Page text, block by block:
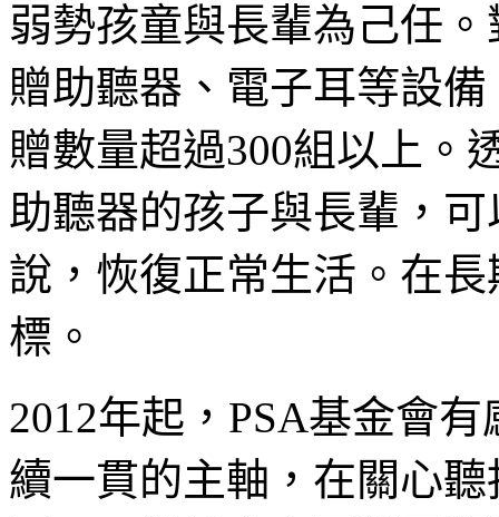
弱勢孩童與長輩為己任
贈助聽器、電子耳等設
贈數量超過300組以上。
助聽器的孩子與長輩，
說，恢復正常生活。在
標。
2012年起，PSA基金會
續一貫的主軸，在關心